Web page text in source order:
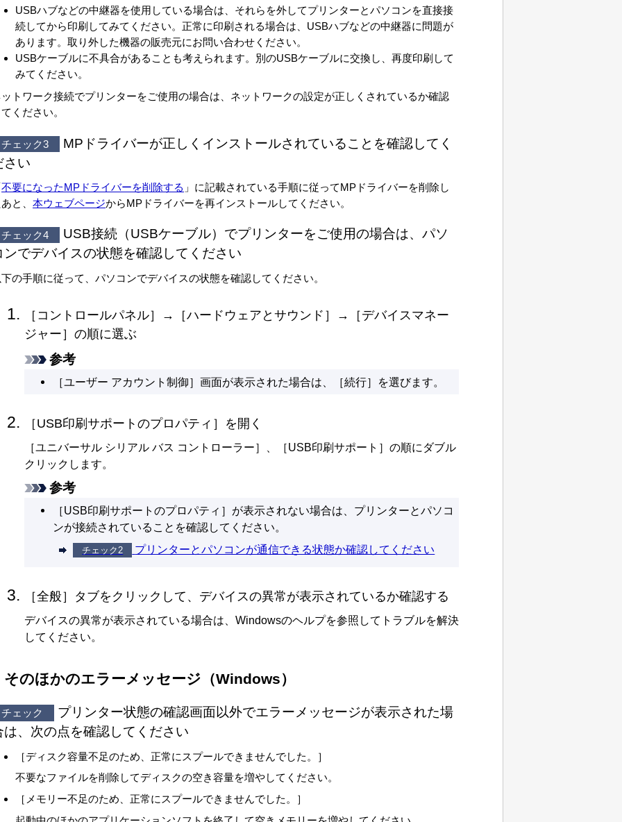
USBハブなどの中継器を使用している場合は、それらを外してプリンターとパソコンを直接接
続してから印刷してみてください。 正常に印刷される場合は、 USBハブなどの中継器に問題が
あります。 取り外した機器の販売元にお問い合わせください。
USBケーブルに不具合があることも考えられます。 別のUSBケーブルに交換し、再度印刷して
みてください。
トワーク接続でプリンターをご使用の場合は、ネットワークの設定が正しくされているか確認
ください。
チェック3
MPドライバーが正しくインストールされていることを確認してく
さい
不要になったMPドライバーを削除する 」に記載されている手順に従ってMPドライバーを削除し
と、 本ウェブページからMPドライバーを再インストールしてください。
チェック4 USB接続（USBケーブル）でプリンターをご使用の場合は、パソ
ンでデバイスの状態を確認してください
の手順に従って、パソコンでデバイスの状態を確認してください。
［コントロールパネル］→［ハードウェアとサウンド］→［デバイスマネー
ジャー］の順に選ぶ
参考
［ユーザー アカウント制御］画面が表示された場合は、［続行］を選びます。
［USB印刷サポートのプロパティ ］を開く
［ユニバーサル シリアル バス コントローラー］、［USB印刷サポート ］の順にダブル
クリックします。
参考
［USB印刷サポートのプロパティ ］が表示されない場合は、プリンターとパソコ
ンが接続されていることを確認してください。
チェック2 プリンターとパソコンが通信できる状態か確認してください
［全般］タブをクリックして、デバイスの異常が表示されているか確認する
デバイスの異常が表示されている場合は、 Windowsのヘルプを参照してトラブルを解決
してください。
そのほかのエラーメッセージ（Windows）
チェック
プリンター状態の確認画面以外でエラーメッセージが表示された場
は、次の点を確認してください
［ディスク容量不足のため、正常にスプールできませんでした。
］
不要なファイルを削除してディスクの空き容量を増やしてください。
［ メモリー不足のため、正常にスプールできませんでした。
］